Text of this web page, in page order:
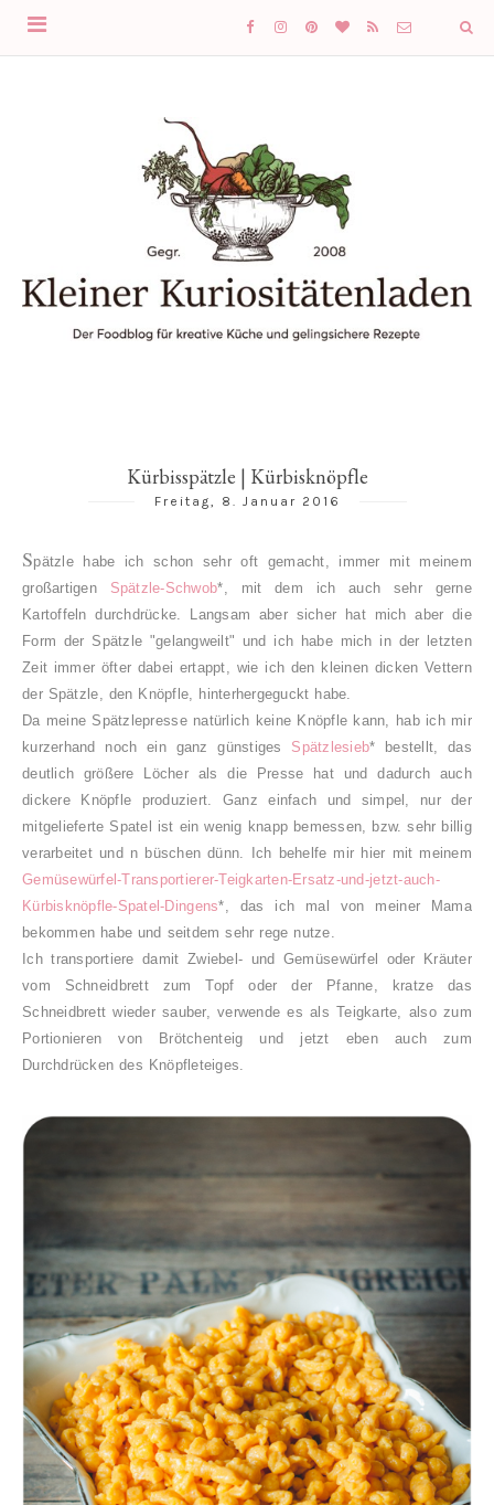
Kürbisspätzle | Kürbisknöpfle
Freitag, 8. Januar 2016
Spätzle habe ich schon sehr oft gemacht, immer mit meinem
großartigen Spätzle-Schwob*, mit dem ich auch sehr gerne
Kartoffeln durchdrücke. Langsam aber sicher hat mich aber die
Form der Spätzle "gelangweilt" und ich habe mich in der letzten
Zeit immer öfter dabei ertappt, wie ich den kleinen dicken Vettern
der Spätzle, den Knöpfle, hinterhergeguckt habe.
Da meine Spätzlepresse natürlich keine Knöpfle kann, hab ich mir
kurzerhand noch ein ganz günstiges Spätzlesieb* bestellt, das
deutlich größere Löcher als die Presse hat und dadurch auch
dickere Knöpfle produziert. Ganz einfach und simpel, nur der
mitgelieferte Spatel ist ein wenig knapp bemessen, bzw. sehr billig
verarbeitet und n büschen dünn. Ich behelfe mir hier mit meinem
Gemüsewürfel-Transportierer-Teigkarten-Ersatz-und-jetzt-auch-
Kürbisknöpfle-Spatel-Dingens*, das ich mal von meiner Mama
bekommen habe und seitdem sehr rege nutze.
Ich transportiere damit Zwiebel- und Gemüsewürfel oder Kräuter
vom Schneidbrett zum Topf oder der Pfanne, kratze das
Schneidbrett wieder sauber, verwende es als Teigkarte, also zum
Portionieren von Brötchenteig und jetzt eben auch zum
Durchdrücken des Knöpfleteiges.